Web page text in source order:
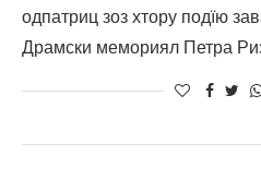
одпатриц зоз хтору подїю
Драмски мемориял Петра